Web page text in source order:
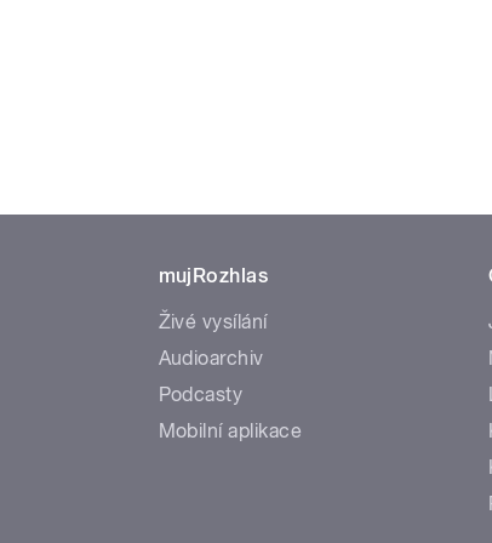
mujRozhlas
Živé vysílání
Audioarchiv
Podcasty
Mobilní aplikace